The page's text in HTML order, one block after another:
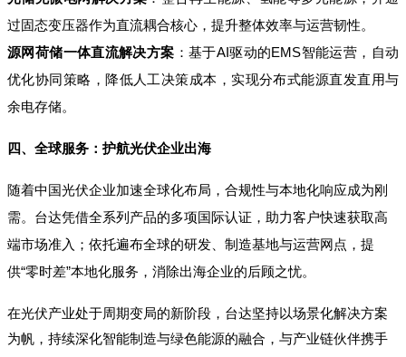
过固态变压器作为直流耦合核心，提升整体效率与运营韧性。
源网荷储一体直流解决方案 ：基于AI驱动的EMS智能运营，自动
优化协同策略，降低人工决策成本，实现分布式能源直发直用与
余电存储。
四、全球服务：护航光伏企业出海
随着中国光伏企业加速全球化布局，合规性与本地化响应成为刚
需。台达凭借全系列产品的多项国际认证，助力客户快速获取高
端市场准入；依托遍布全球的研发、制造基地与运营网点，提
供“零时差”本地化服务，消除出海企业的后顾之忧。
在光伏产业处于周期变局的新阶段，台达坚持以场景化解决方案
为帆，持续深化智能制造与绿色能源的融合，与产业链伙伴携手